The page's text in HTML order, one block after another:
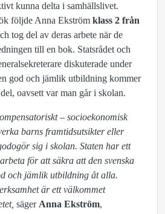
kunna delta i samhällslivet.
följde Anna Ekström klass 2 från
tog del av deras arbete när de
till en bok. Statsrådet och
diskuterade under
god och jämlik utbildning kommer
oavsett var man går i skolan.
– socioekonomisk
barns framtidsutsikter eller
sig i skolan. Staten har ett
för att säkra att den svenska
och jämlik utbildning åt alla.
är ett välkommet
säger Anna Ekström,